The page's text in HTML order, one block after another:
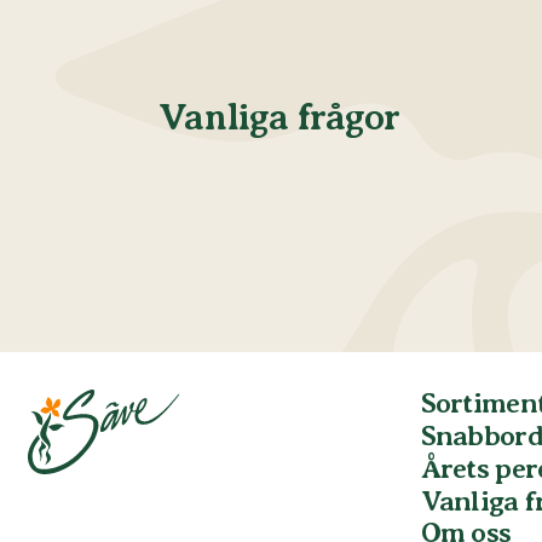
Vanliga frågor
Årets
Vanliga
Om oss